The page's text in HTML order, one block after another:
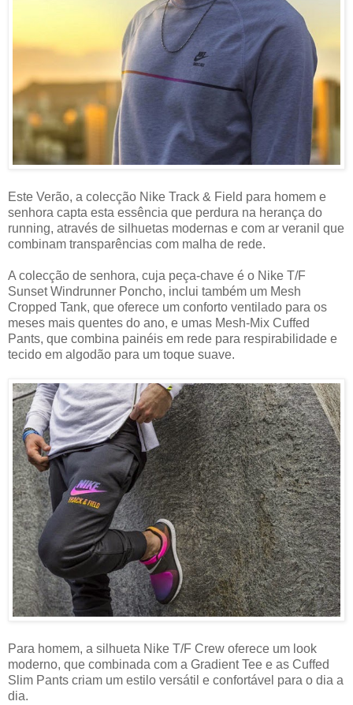
Este Verão, a colecção Nike Track & Field para homem e
senhora capta esta essência que perdura na herança do
running, através de silhuetas modernas e com ar veranil que
combinam transparências com malha de rede.
A colecção de senhora, cuja peça-chave é o Nike T/F
Sunset Windrunner Poncho, inclui também um Mesh
Cropped Tank, que oferece um conforto ventilado para os
meses mais quentes do ano, e umas Mesh-Mix Cuffed
Pants, que combina painéis em rede para respirabilidade e
tecido em algodão para um toque suave.
Para homem, a silhueta Nike T/F Crew oferece um look
moderno, que combinada com a Gradient Tee e as Cuffed
Slim Pants criam um estilo versátil e confortável para o dia a
dia.